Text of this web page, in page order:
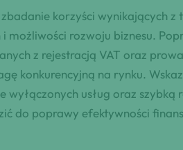
korzyści wynikających z
rozwoju biznesu.
z rejestracją VAT oraz
konkurencyjną na rynku.
usług oraz
do poprawy efektywności